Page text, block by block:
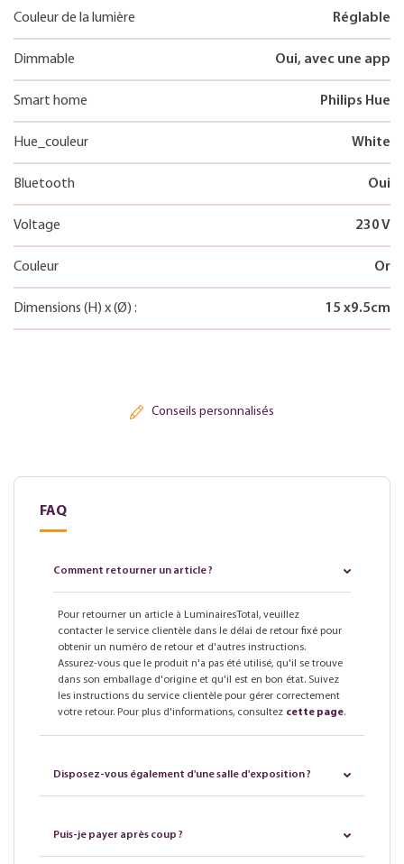
Couleur de la lumière Réglable
Dimmable Oui, avec une app
Smart home Philips Hue
Hue_couleur White
Bluetooth Oui
Voltage 230 V
Couleur Or
Dimensions (H) x(Ø) : 15 x9.5cm
Conseils personnalisés
FAQ
Comment retourner un article ?
Pour retourner un article à LuminairesTotal, veuillez
contacter le service clientèle dans le délai de retour fixé pour
obtenir un numéro de retour et d'autres instructions.
Assurez-vous que le produit n'a pas été utilisé, qu'il se trouve
dans son emballage d'origine et qu'il est en bon état. Suivez
les instructions du service clientèle pour gérer correctement
votre retour. Pour plus d'informations, consultez cette page.
Disposez-vous également d'une salle d'exposition ?
Puis-je payer après coup ?